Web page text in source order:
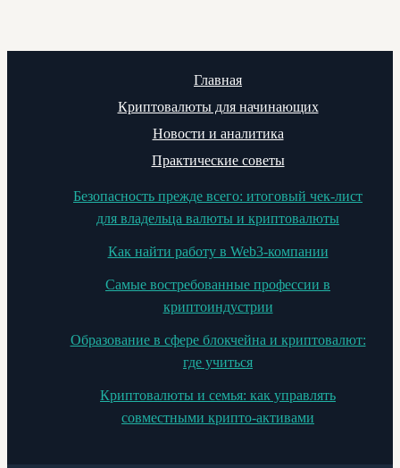
Главная
Криптовалюты для начинающих
Новости и аналитика
Практические советы
Безопасность прежде всего: итоговый чек-лист
для владельца валюты и криптовалюты
Как найти работу в Web3-компании
Самые востребованные профессии в
криптоиндустрии
Образование в сфере блокчейна и криптовалют:
где учиться
Криптовалюты и семья: как управлять
совместными крипто-активами